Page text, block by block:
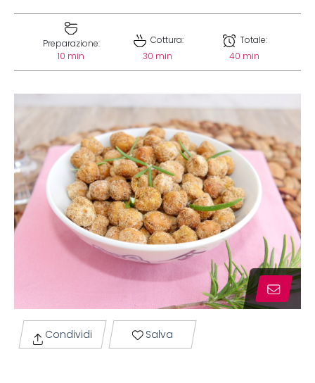
Preparazione:
10 min
Cottura:
30 min
Totale:
40 min
Condividi Salva